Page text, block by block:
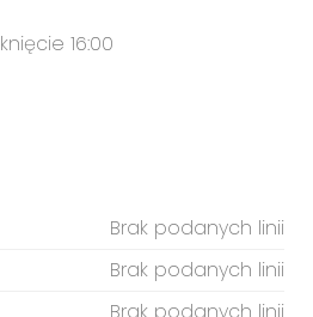
16:00
Brak podanych linii
Brak podanych linii